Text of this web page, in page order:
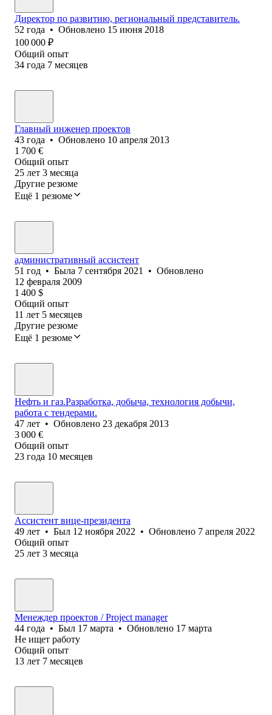
Директор по развитию, региональный представитель.
52 года • Обновлено 15 июня 2018
100 000 ₽
Общий опыт
34 года 7 месяцев
Главный инженер проектов
43 года • Обновлено 10 апреля 2013
1 700 €
Общий опыт
25 лет 3 месяца
Другие резюме
Ещё 1 резюме
административный ассистент
51 год • Была 7 сентября 2021 • Обновлено
12 февраля 2009
1 400 $
Общий опыт
11 лет 5 месяцев
Другие резюме
Ещё 1 резюме
Нефть и газ.Разработка, добыча, технология добычи,
работа с тендерами.
47 лет • Обновлено 23 декабря 2013
3 000 €
Общий опыт
23 года 10 месяцев
Ассистент вице-президента
49 лет • Был 12 ноября 2022 • Обновлено 7 апреля 2022
Общий опыт
25 лет 3 месяца
Менеждер проектов / Project manager
44 года • Был 17 марта • Обновлено 17 марта
Не ищет работу
Общий опыт
13 лет 7 месяцев